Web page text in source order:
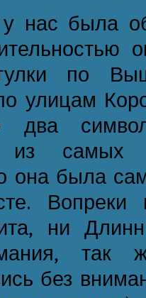
нас была
по
улицам
два
из самых
она была
ни
так
без